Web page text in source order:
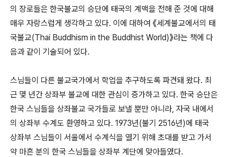
의 장로들은 한국불교의 승단에 태국의 계맥을 전해 준 것에 대해
매우 자랑스럽게 생각하고 있다. 이에 대하여 《세계불교에서의 태
국불교(Thai Buddhism in the Buddhist World)》라는 책에 다
음과 같이 기술되어 있다.
스님들이 다른 불교국가에서 학업을 추구하도록 파견돼 왔다. 최
근 몇 년간 상좌부 불교에 대한 관심이 증가하고 있다. 한국 승단은
한국 스님들을 상좌불교 국가들로 보낼 뿐만 아니라, 자국 내에서
의 상좌부 수계도 환영하고 있다. 1973년(불기 2516년)에 태국
상좌부 스님들이 서울에서 수계식을 열기 위해 초대를 받고 가서
약 마흔 분의 한국 스님들을 상좌부 계단에 맞아들였다.